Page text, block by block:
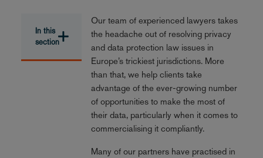
In this
section
Our team of experienced lawyers takes
the headache out of resolving privacy
and data protection law issues in
Europe’s trickiest jurisdictions. More
than that, we help clients take
advantage of the ever-growing number
of opportunities to make the most of
their data, particularly when it comes to
commercialising it compliantly.
Many of our partners have practised in